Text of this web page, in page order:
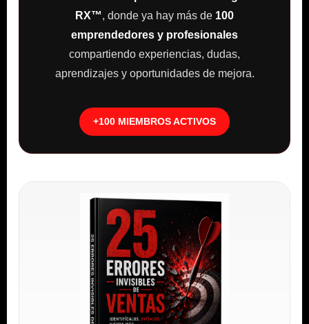
RX™, donde ya hay más de 100
emprendedores y profesionales
compartiendo experiencias, dudas,
aprendizajes y oportunidades de mejora.
+100 MIEMBROS ACTIVOS